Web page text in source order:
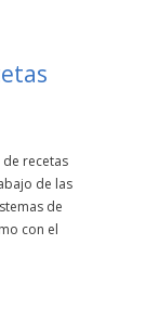
recetas
de las
de
con el